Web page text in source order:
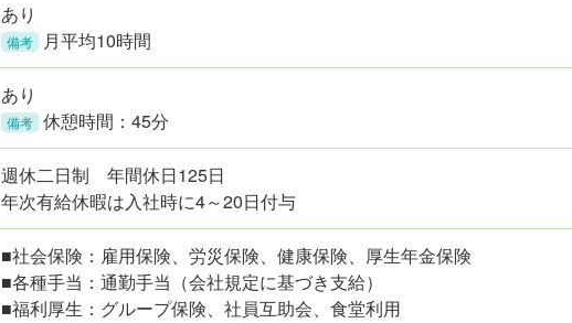
あり
備考 月平均10時間
あり
備考 休憩時間：45分
週休二日制 年間休日125日
年次有給休暇は入社時に4～20日付与
■社会保険：雇用保険、労災保険、健康保険、厚生年金保険
■各種手当：通勤手当（会社規定に基づき支給）
■福利厚生：グループ保険、社員互助会、食堂利用